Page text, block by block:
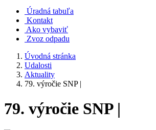
Úradná tabuľa
Kontakt
Ako vybaviť
Zvoz odpadu
Úvodná stránka
Udalosti
Aktuality
79. výročie SNP |
79. výročie SNP |